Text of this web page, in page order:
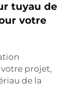
tuyau de
votre
votre projet,
de la